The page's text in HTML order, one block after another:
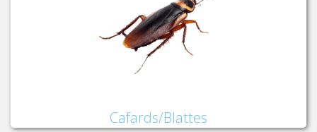
Cafards/Blattes